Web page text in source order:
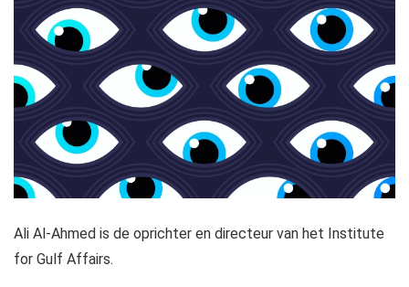
Ali Al-Ahmed is de oprichter en directeur van het Institute
for Gulf Affairs.